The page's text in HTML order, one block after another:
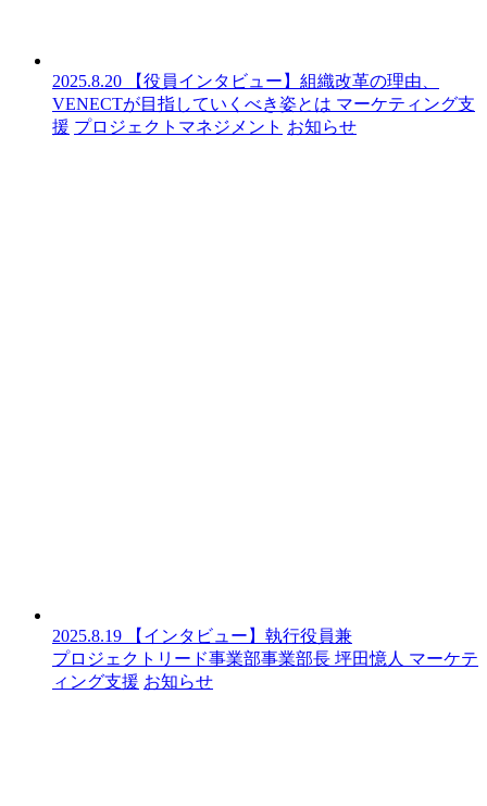
2025.8.20
【役員インタビュー】組織改革の理由、
VENECTが目指していくべき姿とは マーケティング支
援 プロジェクトマネジメント お知らせ
2025.8.19
【インタビュー】執行役員兼
プロジェクトリード事業部事業部長 坪田憶人 マーケテ
ィング支援 お知らせ